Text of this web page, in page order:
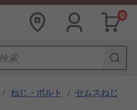
0
/ ねじ・ボルト / セムスねじ